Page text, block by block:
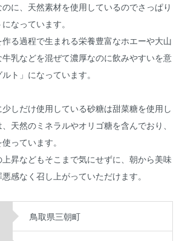
に、天然素材を使用しているのでさっぱり
なっています。
る過程で生まれる栄養豊富なホエーや大山
乳などを混ぜて濃厚なのに飲みやすいを意
ト」になっています。
しだけ使用している砂糖は甜菜糖を使用し
天然のミネラルやオリゴ糖を含んでおり、
っています。
昇などもそこまで気にせずに、朝から美味
感なく召し上がっていただけます。
鳥取県三朝町